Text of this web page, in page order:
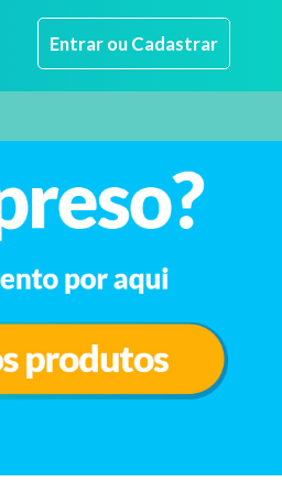
Entrar ou Cadastrar